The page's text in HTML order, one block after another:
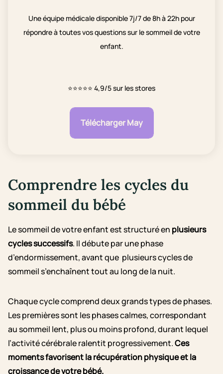
Une équipe médicale disponible 7j/7 de 8h à 22h pour
répondre à toutes vos questions sur le sommeil de votre
enfant.
⭐⭐⭐⭐⭐ 4,9/5 sur les stores
Télécharger May
Comprendre les cycles du
sommeil du bébé
Le sommeil de votre enfant est structuré en plusieurs
cycles successifs. Il débute par une phase
d’endormissement, avant que plusieurs cycles de
sommeil s’enchaînent tout au long de la nuit.
Chaque cycle comprend deux grands types de phases.
Les premières sont les phases calmes, correspondant
au sommeil lent, plus ou moins profond, durant lequel
l’activité cérébrale ralentit progressivement.Ces
moments favorisent la récupération physique et la
croissance de votre bébé.